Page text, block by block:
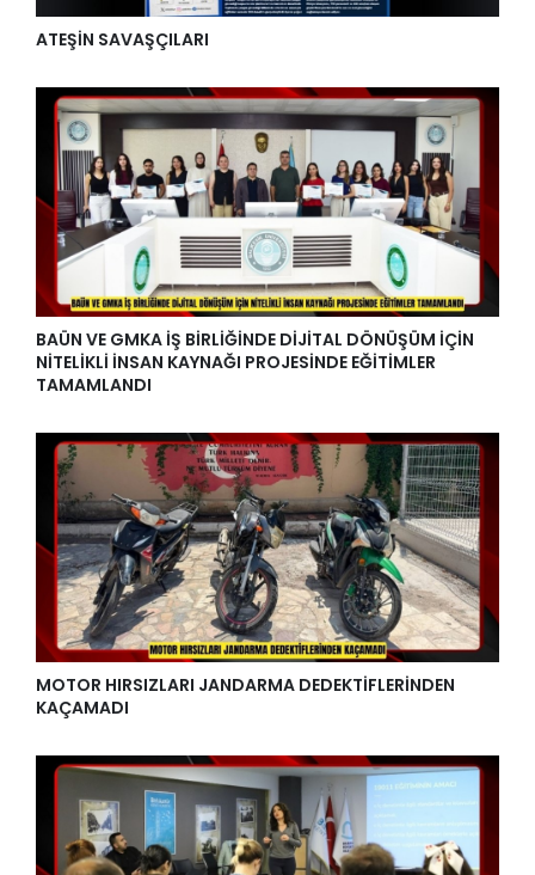
ATEŞİN SAVAŞÇILARI
BAÜN VE GMKA İŞ BİRLİĞİNDE DİJİTAL DÖNÜŞÜM İÇİN
NİTELİKLİ İNSAN KAYNAĞI PROJESİNDE EĞİTİMLER
TAMAMLANDI
MOTOR HIRSIZLARI JANDARMA DEDEKTİFLERİNDEN
KAÇAMADI